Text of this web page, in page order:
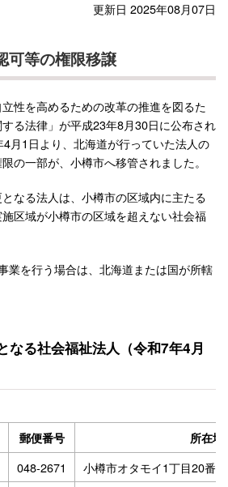
更新日 2025年08月07日
可等の権限移譲
性を高めるための改革の推進を図るた
る法律」が平成23年8月30日に公布され
月1日より、北海道が行っていた法人の
の一部が、小樽市へ移管されました。
なる法人は、小樽市の区域内に主たる
区域が小樽市の区域を超えない社会福
業を行う場合は、北海道または国が所轄
なる社会福祉法人（令和7年4月
郵便番号 所在地
048-2671
小樽市オタモイ1丁目20番